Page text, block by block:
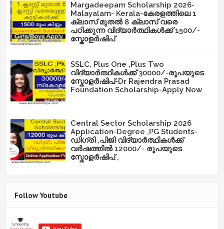
Margadeepam Scholarship 2026-
Malayalam- Kerala-കേരളത്തിലെ 1
ക്ലാസ് മുതൽ 8 ക്ലാസ് വരെ
പഠിക്കുന്ന വിദ്യാർത്ഥികൾക്ക് 1500/-
സ്കോളർഷിപ്
SSLC, Plus One ,Plus Two
വിദ്യാർത്ഥികൾക്ക് 30000/-രൂപയുടെ
സ്കോളർഷിപ്-Dr Rajendra Prasad
Foundation Scholarship-Apply Now
Central Sector Scholarship 2026
Application-Degree ,PG Students-
ഡിഗ്രി ,പിജി വിദ്യാർത്ഥികൾക്ക്
വർഷത്തിൽ 12000/- രൂപയുടെ
സ്കോളർഷിപ് ,
Follow Youtube